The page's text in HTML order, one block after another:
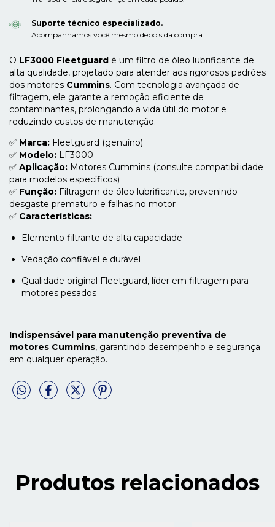
Suporte técnico especializado.
Acompanhamos você mesmo depois da compra.
O LF3000 Fleetguard é um filtro de óleo lubrificante de
alta qualidade, projetado para atender aos rigorosos padrões
dos motores Cummins. Com tecnologia avançada de
filtragem, ele garante a remoção eficiente de
contaminantes, prolongando a vida útil do motor e
reduzindo custos de manutenção.
✅ Marca: Fleetguard (genuíno)
✅ Modelo: LF3000
✅ Aplicação: Motores Cummins (consulte compatibilidade
para modelos específicos)
✅ Função: Filtragem de óleo lubrificante, prevenindo
desgaste prematuro e falhas no motor
✅ Características:
Elemento filtrante de alta capacidade
Vedação confiável e durável
Qualidade original Fleetguard, líder em filtragem para
motores pesados
Indispensável para manutenção preventiva de
motores Cummins, garantindo desempenho e segurança
em qualquer operação.
Produtos relacionados